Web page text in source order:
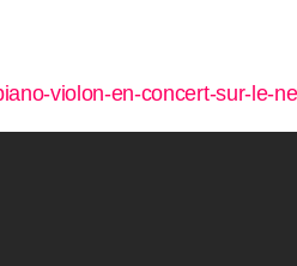
violon-en-concert-sur-le-